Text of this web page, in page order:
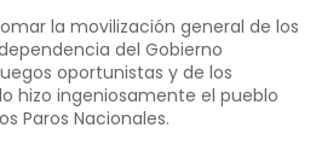
la movilización general de los
del Gobierno
oportunistas y de los
hizo ingeniosamente el pueblo
Paros Nacionales.